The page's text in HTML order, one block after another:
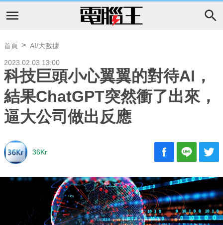
首頁 AI/大數據
2023.02.03 13:00
科技巨頭小心翼翼的對待AI，
結果ChatGPT突然衝了出來，
逼大公司做出反應
36Kr